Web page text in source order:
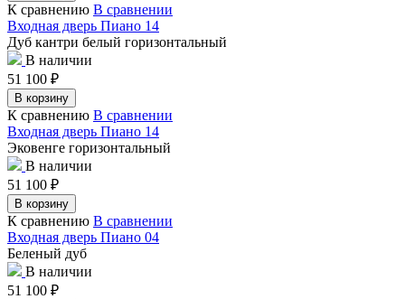
К сравнению В сравнении
Входная дверь Пиано 14
Дуб кантри белый горизонтальный
В наличии
51 100 ₽
В корзину
К сравнению В сравнении
Входная дверь Пиано 14
Эковенге горизонтальный
В наличии
51 100 ₽
В корзину
К сравнению В сравнении
Входная дверь Пиано 04
Беленый дуб
В наличии
51 100 ₽